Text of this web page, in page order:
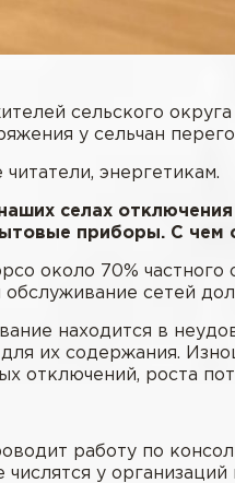
сельского
у сельчан
энергетикам.
селах
приборы. С чем
около 70% частного
сетей
находится в
их содержания.
отключений, роста
работу по
у